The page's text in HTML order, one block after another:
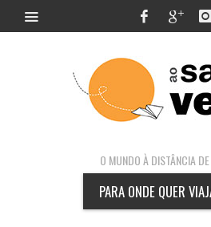
O MUNDO À DISTÂNCIA
PARA ONDE QUER